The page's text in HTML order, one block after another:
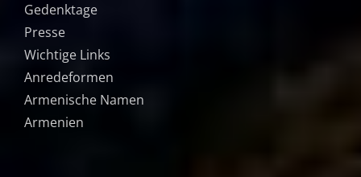
Gedenktage
Presse
Wichtige Links
Anredeformen
Armenische Namen
Armenien